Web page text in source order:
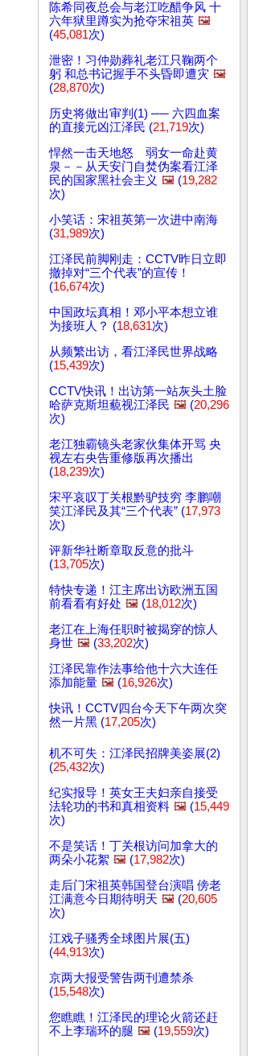
陈希同夜总会与老江吃醋争风 十
六年狱里蹲实为抢夺宋祖英 🖼️
(45,081次)
泄密！习仲勋葬礼老江只鞠两个
躬 和总书记握手不头昏即遭灾 🖼️
(28,870次)
历史将做出审判(1) ── 六四血案
的直接元凶江泽民 (21,719次)
悍然一击天地怒 弱女一命赴黄
泉－－从天安门自焚伪案看江泽
民的国家黑社会主义 🖼️ (19,282
次)
小笑话：宋祖英第一次进中南海
(31,989次)
江泽民前脚刚走：CCTV昨日立即
撤掉对“三个代表”的宣传！
(16,674次)
中国政坛真相！邓小平本想立谁
为接班人？ (18,631次)
从频繁出访，看江泽民世界战略
(15,439次)
CCTV快讯！出访第一站灰头土脸
哈萨克斯坦藐视江泽民 🖼️ (20,296
次)
老江独霸镜头老家伙集体开骂 央
视左右央告重修版再次播出
(18,239次)
宋平哀叹丁关根黔驴技穷 李鹏嘲
笑江泽民及其“三个代表” (17,973
次)
评新华社断章取反意的批斗
(13,705次)
特快专递！江主席出访欧洲五国
前看看有好处 🖼️ (18,012次)
老江在上海任职时被揭穿的惊人
身世 🖼️ (33,202次)
江泽民靠作法事给他十六大连任
添加能量 🖼️ (16,926次)
快讯！CCTV四台今天下午两次突
然一片黑 (17,205次)
机不可失：江泽民招牌美姿展(2)
(25,432次)
纪实报导！英女王夫妇亲自接受
法轮功的书和真相资料 🖼️ (15,449
次)
不是笑话！丁关根访问加拿大的
两朵小花絮 🖼️ (17,982次)
走后门宋祖英韩国登台演唱 傍老
江满意今日期待明天 🖼️ (20,605
次)
江戏子骚秀全球图片展(五)
(44,913次)
京两大报受警告两刊遭禁杀
(15,548次)
您瞧瞧！江泽民的理论火箭还赶
不上李瑞环的腿 🖼️ (19,559次)